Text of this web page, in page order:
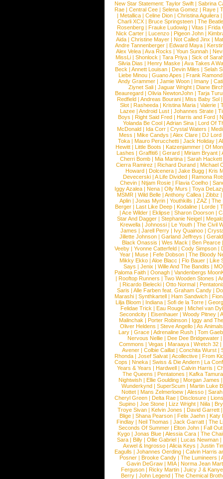
New Star Statement: Taylor Swift | Sabrina
Rae |Central Cee |Selena Gomez |Raye |
| Metallica | Celine Dion | Christina Aguilera |
Charli XCX |Bruce Springsteen |The
Rosenberg | Frauke Ludowig | Vitas | Frida
Nick Carter | Lucenzo | Pigeon John |
Aida |Christine Mayer |Not Called Jinx |
Andre Tannenberger | Edward Maya |
Alex Velea | Ava Rocks | Youn Sunnah |
MissLi | Shonlock | Tara Priya | Sick of
Silvia Dias |Henry Maske |Ava Takes A
Beck |Annett Louisan |Devin Miles |Selah
Liebe Minou |Guano Apes |Frank Ramond
Andy Grammer |Jamie Woon | Imany |
Ziynet Sali |Jaguar Wright |Diane
Beauregard |Olivia NewtonJohn |Tarja
Redfield | Andreas Bourani | Miss Baby Sol
Slot | Rasheeda | Kristina Maria | Valerie |
Lazee | Android Lust | Johannes Strate |
Boys | Right Said Fred | Harris and Ford |
Yolanda Be Cool |Adrian Sina |Lord Of
McDonald | Ida Corr |Crystal Waters |
Mess | Mike Candys | Alex Clare | DJ Lord
Toka | Mauro Perucchetti | Jack Holiday |
Hewitt |Little Boots |Katzenjammer |Of
Lashes |Graffiti6 |Gerard |Miriam Bryant |
Cherri Bomb | Mia Martina | Sarah Hackett
Cierra Ramirez | Richard Durand | Michael
Howard |Dolcenera |Jake Bugg |Kris
Devecerski |A Life Divided |Ramona
Chevin |Ntjam Rosie |Flavia Coelho |
Iggy Azalea | Nena | Olly Murs | Toya
MSMR |Wild Belle |Anthony Callea |Zibbz
Aplin | Jonas Myrin | Youthkills | ZAZ | The
Berger |Last Like Deep |Kodaline |Lorde |
|Ace Wilder |Eklipse |Sharon Doorson |
Star And Dagger | Stephanie Neigel |
Krewella | Johnossi | Le Youth | The Civil
James | Jarell Perry | Ivy Quainoo |
Jillette Johnson | Garland Jeffreys |
Black Onassis | Wes Mack | Ben Pearce
Veeby | Yvonne Catterfeld | Cody Simpson |
Year |Muse |Fefe Dobson |The Bloody
Mikky Ekko | Aloe Blacc | Flo Bauer | Like
Says | Jenix | Wille And The Bandits | MO
Paloma Faith |Oonagh |Vandenbergs
|Rooftop Runners |Two Wooden Stones |
| Ricardo Bielecki | Otto Normal |
Saris | Alle Farben feat. Graham Candy |
Marashi | Synthkartell | Ham Sandwich |
Lilja Bloom | Indiana | Sofi de la Torre |
Felidae Trick | Eau Rouge | Michel van
Secondcity |Eisenhauer |Woody Pitney |
Malinchak |Porter Robinson | Iggy and
Oliver Heldens |Steve Angello |As Animals
Lary | Grace | Adrenaline Rush | Tom
Nervous Nellie | Dee Dee Bridgewater |
Commons |Vegas |Maraaya |Wretch 32 |
Avener | Colbie Caillat | Conchita Wurst |
Rhonda | Josef Salvat | Acollective | From
Cops | Nneka | Swiss & Die Andern | La
Years & Years |Hardwell |Calvin Harris |
The Queens | Pentatones | Kafka Tamura
Nightwish |Ellie Goulding |Morgan James
Wunderkynd | SuperScum | Martin Luke
Nottet |Mans Zelmerloew |Alesso |
Cheryl Green |Delta Rae |Disclosure |
Supino |Joe Stone |Lizz Wright |Niila |
Troye Sivan | Kelvin Jones | David Garrett
Blige | Shana Pearson | Felix Jaehn | Katy
Findlay |Neil Thomas |Jack Garratt |The
Seconds Of Summer |Elton John |Fall
Kygo |Jonas Blue |Alessia Cara |The
Sara |Billy |Ollie Gabriel |Lucas Newman |
Axwel & Ingrosso | Alicia Keys | Justin
Eagulls |Johannes Oerding |Calvin Harris
Posner |Brooke Candy |The Lumineers |
Gavin DeGraw | MIA| Norma Jean
Ferguson | Ricky Martin | Juicy J &
Berry | John Legend | The Chemical